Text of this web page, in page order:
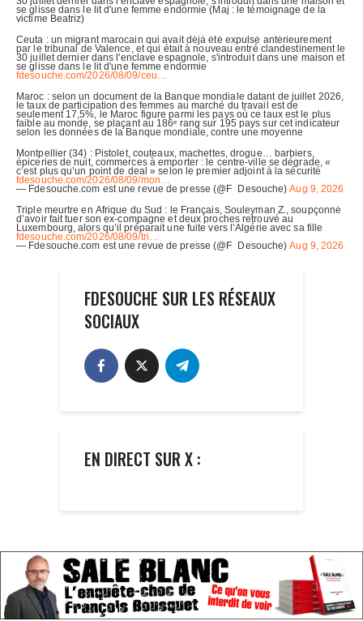
FDESOUCHE SUR LES RÉSEAUX
SOCIAUX
EN DIRECT SUR X :